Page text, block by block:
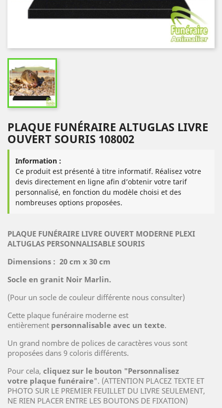
PLAQUE FUNÉRAIRE ALTUGLAS LIVRE
OUVERT SOURIS 108002
Information :
Ce produit est présenté à titre informatif. Réalisez votre
devis directement en ligne afin d’obtenir votre tarif
personnalisé, en fonction du modèle choisi et des
nombreuses options proposées.
PLAQUE FUNÉRAIRE LIVRE OUVERT MODERNE PLEXI
ALTUGLAS PERSONNALISABLE SOURIS
Dimensions : 20 cm x 30 cm
Socle en granit Noir Marlin.
(Pour un socle de couleur différente nous consulter)
Cette plaque funéraire moderne est
entièrement personnalisable avec un texte.
Un grand nombre de polices de caractères vous sont
proposées dans 9 coloris différents.
Pour cela, cliquez sur le bouton "Personnalisez
votre plaque funéraire". (ATTENTION PLACEZ TEXTE ET
PHOTO SUR LE PREMIER FEUILLET DU LIVRE SEULEMENT,
NE RIEN PLACER ENTRE LES BOUTONS DE FIXATION)